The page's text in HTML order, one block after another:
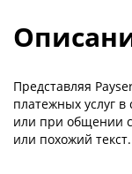
Представляя
платежных услуг
или при общении
или похожий текст.